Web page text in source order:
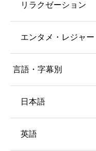
リラクゼーション
エンタメ・レジャー
言語・字幕別
日本語
英語